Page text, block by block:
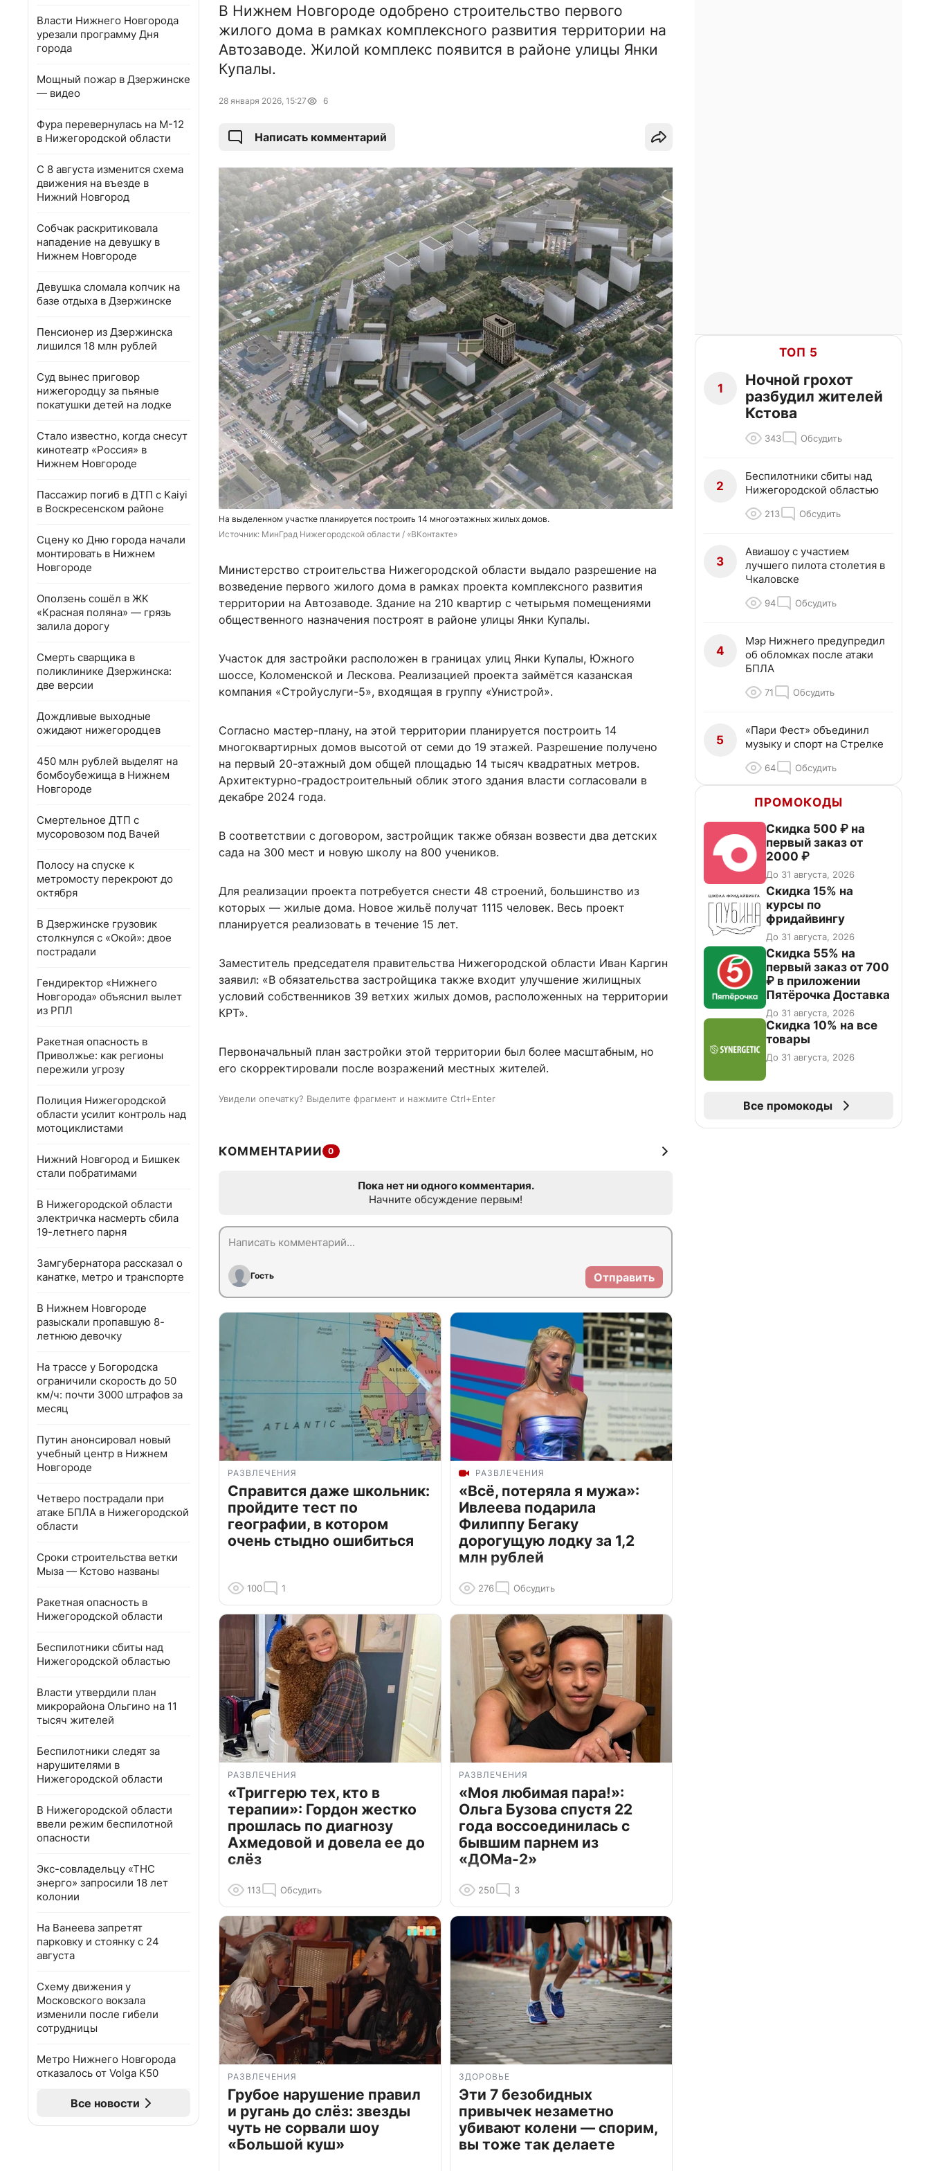
Власти Нижнего Новгорода
урезали программу Дня
города
Мощный пожар в Дзержинске
— видео
Фура перевернулась на М-12
в Нижегородской области
С 8 августа изменится схема
движения на въезде в
Нижний Новгород
Собчак раскритиковала
нападение на девушку в
Нижнем Новгороде
Девушка сломала копчик на
базе отдыха в Дзержинске
Пенсионер из Дзержинска
лишился 18 млн рублей
Суд вынес приговор
нижегородцу за пьяные
покатушки детей на лодке
Стало известно, когда снесут
кинотеатр «Россия» в
Нижнем Новгороде
Пассажир погиб в ДТП с Kaiyi
в Воскресенском районе
Сцену ко Дню города начали
монтировать в Нижнем
Новгороде
Оползень сошёл в ЖК
«Красная поляна» — грязь
залила дорогу
Смерть сварщика в
поликлинике Дзержинска:
две версии
Дождливые выходные
ожидают нижегородцев
450 млн рублей выделят на
бомбоубежища в Нижнем
Новгороде
Смертельное ДТП с
мусоровозом под Вачей
Полосу на спуске к
метромосту перекроют до
октября
В Дзержинске грузовик
столкнулся с «Окой»: двое
пострадали
Гендиректор «Нижнего
Новгорода» объяснил вылет
из РПЛ
Ракетная опасность в
Приволжье: как регионы
пережили угрозу
Полиция Нижегородской
области усилит контроль над
мотоциклистами
Нижний Новгород и Бишкек
стали побратимами
В Нижегородской области
электричка насмерть сбила
19-летнего парня
Замгубернатора рассказал о
канатке, метро и транспорте
В Нижнем Новгороде
разыскали пропавшую 8-
летнюю девочку
На трассе у Богородска
ограничили скорость до 50
км/ч: почти 3000 штрафов за
месяц
Путин анонсировал новый
учебный центр в Нижнем
Новгороде
Четверо пострадали при
атаке БПЛА в Нижегородской
области
Сроки строительства ветки
Мыза — Кстово названы
Ракетная опасность в
Нижегородской области
Беспилотники сбиты над
Нижегородской областью
Власти утвердили план
микрорайона Ольгино на 11
тысяч жителей
Беспилотники следят за
нарушителями в
Нижегородской области
В Нижегородской области
ввели режим беспилотной
опасности
Экс-совладельцу «ТНС
энерго» запросили 18 лет
колонии
На Ванеева запретят
парковку и стоянку с 24
августа
Схему движения у
Московского вокзала
изменили после гибели
сотрудницы
Метро Нижнего Новгорода
отказалось от Volga K50
Все новости
В Нижнем Новгороде одобрено строительство первого
жилого дома в рамках комплексного развития территории на
Автозаводе. Жилой комплекс появится в районе улицы Янки
Купалы.
28 января 2026, 15:27 6
Написать комментарий
На выделенном участке планируется построить 14 многоэтажных жилых домов.
Источник: МинГрад Нижегородской области / «ВКонтакте»
Министерство строительства Нижегородской области выдало разрешение на
возведение первого жилого дома в рамках проекта комплексного развития
территории на Автозаводе. Здание на 210 квартир с четырьмя помещениями
общественного назначения построят в районе улицы Янки Купалы.
Участок для застройки расположен в границах улиц Янки Купалы, Южного
шоссе, Коломенской и Лескова. Реализацией проекта займётся казанская
компания «Стройуслуги-5», входящая в группу «Унистрой».
Согласно мастер-плану, на этой территории планируется построить 14
многоквартирных домов высотой от семи до 19 этажей. Разрешение получено
на первый 20-этажный дом общей площадью 14 тысяч квадратных метров.
Архитектурно-градостроительный облик этого здания власти согласовали в
декабре 2024 года.
В соответствии с договором, застройщик также обязан возвести два детских
сада на 300 мест и новую школу на 800 учеников.
Для реализации проекта потребуется снести 48 строений, большинство из
которых — жилые дома. Новое жильё получат 1115 человек. Весь проект
планируется реализовать в течение 15 лет.
Заместитель председателя правительства Нижегородской области Иван Каргин
заявил: «В обязательства застройщика также входит улучшение жилищных
условий собственников 39 ветхих жилых домов, расположенных на территории
КРТ».
Первоначальный план застройки этой территории был более масштабным, но
его скорректировали после возражений местных жителей.
Увидели опечатку? Выделите фрагмент и нажмите Ctrl+Enter
КОММЕНТАРИИ 0
Пока нет ни одного комментария.
Начните обсуждение первым!
Гость Отправить
РАЗВЛЕЧЕНИЯ
Справится даже школьник:
пройдите тест по
географии, в котором
очень стыдно ошибиться
100 1
РАЗВЛЕЧЕНИЯ
«Всё, потеряла я мужа»:
Ивлеева подарила
Филиппу Бегаку
дорогущую лодку за 1,2
млн рублей
276 Обсудить
РАЗВЛЕЧЕНИЯ
«Триггерю тех, кто в
терапии»: Гордон жестко
прошлась по диагнозу
Ахмедовой и довела ее до
слёз
113 Обсудить
РАЗВЛЕЧЕНИЯ
«Моя любимая пара!»:
Ольга Бузова спустя 22
года воссоединилась с
бывшим парнем из
«ДОМа-2»
250 3
РАЗВЛЕЧЕНИЯ
Грубое нарушение правил
и ругань до слёз: звезды
чуть не сорвали шоу
«Большой куш»
ЗДОРОВЬЕ
Эти 7 безобидных
привычек незаметно
убивают колени — спорим,
вы тоже так делаете
ТОП 5
1
Ночной грохот
разбудил жителей
Кстова
343 Обсудить
2
Беспилотники сбиты над
Нижегородской областью
213 Обсудить
3
Авиашоу с участием
лучшего пилота столетия в
Чкаловске
94 Обсудить
4
Мэр Нижнего предупредил
об обломках после атаки
БПЛА
71 Обсудить
5
«Пари Фест» объединил
музыку и спорт на Стрелке
64 Обсудить
ПРОМОКОДЫ
Скидка 500 ₽ на
первый заказ от
2000 ₽
До 31 августа, 2026
Скидка 15% на
курсы по
фридайвингу
До 31 августа, 2026
Скидка 55% на
первый заказ от 700
₽ в приложении
Пятёрочка Доставка
До 31 августа, 2026
Скидка 10% на все
товары
До 31 августа, 2026
Все промокоды